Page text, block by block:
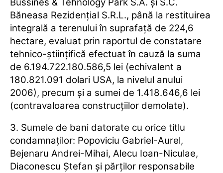
Băneasa Rezidenţial S.R.L., până la restituirea
integrală a terenului în suprafaţă de 224,6
hectare, evaluat prin raportul de constatare
tehnico-ştiinţifică efectuat în cauză la suma
de 6.194.722.180.586,5 lei (echivalent a
180.821.091 dolari USA, la nivelul anului
2006), precum şi a sumei de 1.418.646,6 lei
(contravaloarea construcţiilor demolate).
3. Sumele de bani datorate cu orice titlu
condamnaţilor: Popoviciu Gabriel-Aurel,
Bejenaru Andrei-Mihai, Alecu Ioan-Niculae,
Diaconescu Ştefan şi părţilor responsabile